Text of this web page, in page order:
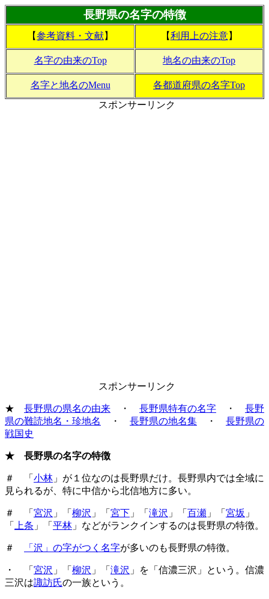
長野県の名字の特徴
【参考資料・文献】 【利用上の注意】
名字の由来のTop 地名の由来のTop
名字と地名のMenu
各都道府県の名字Top
スポンサーリンク
スポンサーリンク
★ 長野県の県名の由来 ・ 長野県特有の名字 ・ 長野
県の難読地名・珍地名
・ 長野県の地名集 ・ 長野県の
戦国史
★ 長野県の名字の特徴
＃ 「 小林 」が１位なのは長野県だけ。長野県内では全域に
見られるが、特に中信から北信地方に多い。
＃ 「 宮沢 」「 柳沢 」「 宮下 」「 滝沢 」「 百瀬 」「 宮坂 」
「
上条 」「 平林 」などがランクインするのは長野県の特徴。
＃ 「沢」の字がつく名字が多いのも長野県の特徴。
・ 「 宮沢 」「 柳沢 」「 滝沢 」を「信濃三沢」という。信濃
三沢は諏訪氏の一族という。